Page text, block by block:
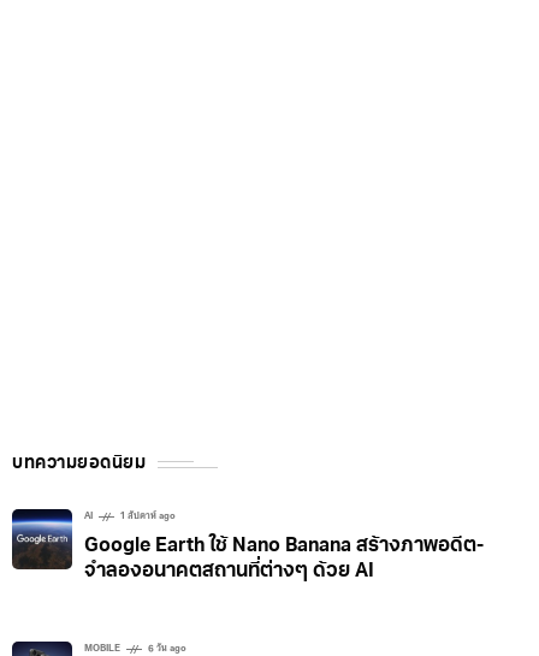
บทความยอดนิยม
AI 1 สัปดาห์ ago
Google Earth ใช้ Nano Banana สร้างภาพอดีต-
จำลองอนาคตสถานที่ต่างๆ ด้วย AI
MOBILE 6 วัน ago